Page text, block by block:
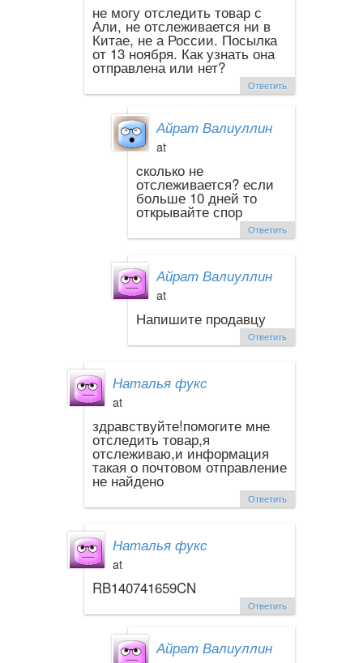
не могу отследить товар с
Али, не отслеживается ни в
Китае, не а России. Посылка
от 13 ноября. Как узнать она
отправлена или нет?
Ответить
Айрат Валиуллин
at
cколько не
отслеживается? если
больше 10 дней то
открывайте спор
Ответить
Айрат Валиуллин
at
Напишите продавцу
Ответить
Наталья фукс
at
здравствуйте!помогите мне
отследить товар,я
отслеживаю,и информация
такая о почтовом отправление
не найдено
Ответить
Наталья фукс
at
RB140741659CN
Ответить
Айрат Валиуллин